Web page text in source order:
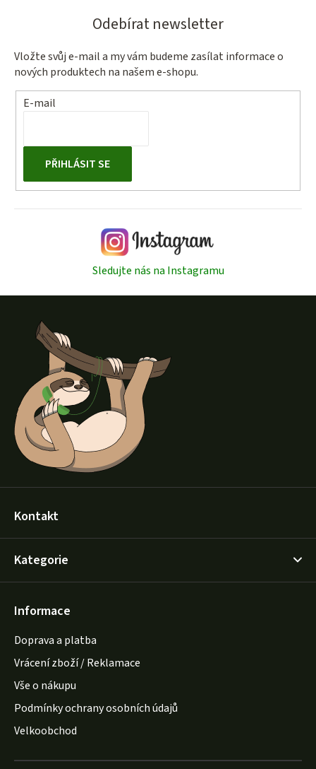
Odebírat newsletter
Vložte svůj e-mail a my vám budeme zasílat informace o
nových produktech na našem e-shopu.
E-mail
PŘIHLÁSIT SE
Sledujte nás na Instagramu
Kontakt
Kategorie
Informace
Doprava a platba
Vrácení zboží / Reklamace
Vše o nákupu
Podmínky ochrany osobních údajů
Velkoobchod